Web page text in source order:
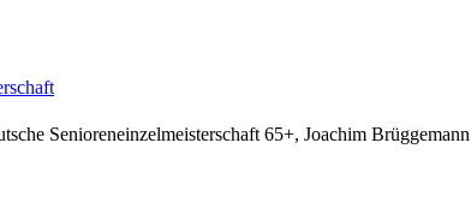
Senioreneinzelmeisterschaft 65+, Joachim Brüggemann